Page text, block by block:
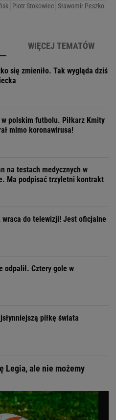
Piotr Stokowiec Sławomir Peszko
WIĘCEJ TEMATÓW
się zmieniło. Tak wygląda dziś
polskim futbolu. Piłkarz Kmity
mimo koronawirusa!
na testach medycznych w
Ma podpisać trzyletni kontrakt
wraca do telewizji! Jest oficjalne
odpalił. Cztery gole w
piłkę świata
Legia, ale nie możemy